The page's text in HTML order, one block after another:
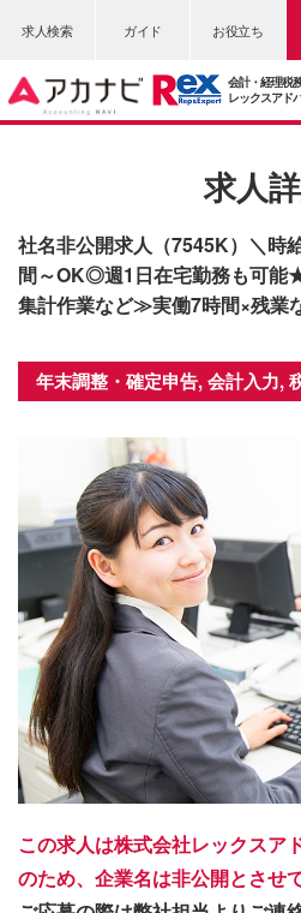
求人検索 ガイド お役立ち
会計・経理税
レックスアド
求人
社名非公開求人（7545K）＼時
間～OK◎週1日在宅勤務も可能
集計作業など≫実働7時間×残業
年末調整・確定申告, 会計入力,
この求人は株式会社レックスア
のため、企業名は非公開とさせ